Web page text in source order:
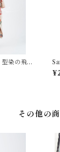
染の飛鶴
ッ
その他の